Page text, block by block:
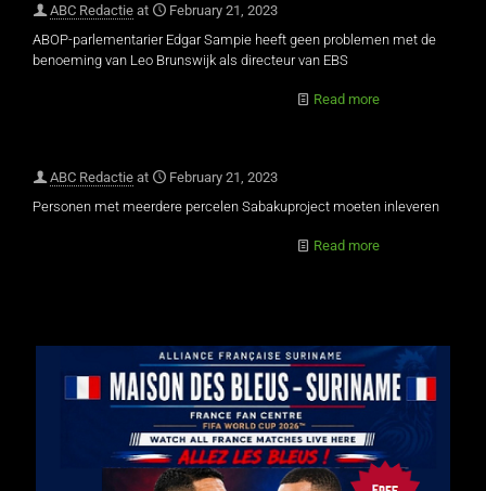
ABC Redactie at
February 21, 2023
ABOP-parlementarier Edgar Sampie heeft geen problemen met de
benoeming van Leo Brunswijk als directeur van EBS
Read more
ABC Redactie at
February 21, 2023
Personen met meerdere percelen Sabakuproject moeten inleveren
Read more